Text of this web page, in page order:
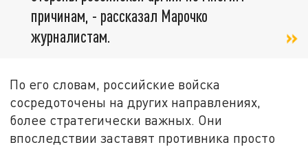
причинам, - рассказал Марочко
журналистам.
По его словам, российские войска
сосредоточены на других направлениях,
более стратегически важных. Они
впоследствии заставят противника просто